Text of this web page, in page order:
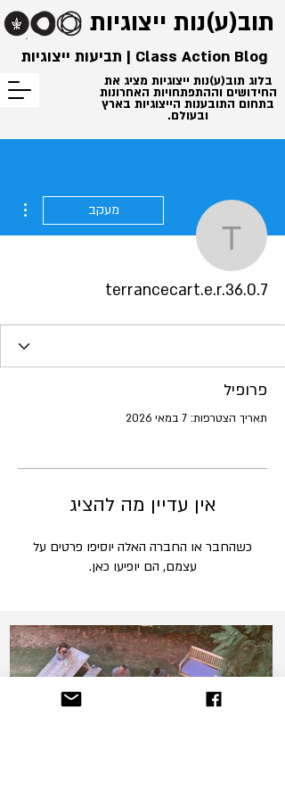
תוב(ע)נות ייצוגיות
בלוג תוב(ע)נות ייצוגיות מציג את
החידושים וההתפתחויות האחרונות
בתחום התובענות הייצוגיות בארץ
ובעולם.
Class Action Blog | תביעות ייצוגיות
מעקב
terrancecart.e.r.36.0.7
פרופיל
תאריך הצטרפות: 7 במאי 2026
אין עדיין מה להציג
כשהחבר או החברה האלה יוסיפו פרטים על
עצמם, הם יופיעו כאן.